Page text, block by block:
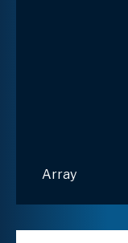
Array